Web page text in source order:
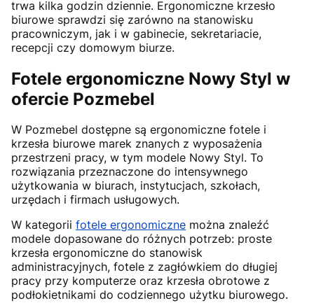
trwa kilka godzin dziennie. Ergonomiczne krzesło
biurowe sprawdzi się zarówno na stanowisku
pracowniczym, jak i w gabinecie, sekretariacie,
recepcji czy domowym biurze.
Fotele ergonomiczne Nowy Styl w
ofercie Pozmebel
W Pozmebel dostępne są ergonomiczne fotele i
krzesła biurowe marek znanych z wyposażenia
przestrzeni pracy, w tym modele Nowy Styl. To
rozwiązania przeznaczone do intensywnego
użytkowania w biurach, instytucjach, szkołach,
urzędach i firmach usługowych.
W kategorii fotele ergonomiczne można znaleźć
modele dopasowane do różnych potrzeb: proste
krzesła ergonomiczne do stanowisk
administracyjnych, fotele z zagłówkiem do długiej
pracy przy komputerze oraz krzesła obrotowe z
podłokietnikami do codziennego użytku biurowego.